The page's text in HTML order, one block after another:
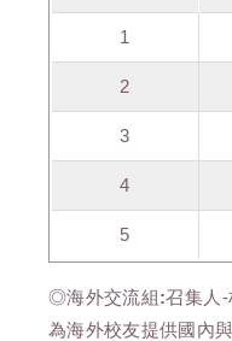
1
2
3
4
5
◎海外交流組:召集人-
為海外校友提供國內